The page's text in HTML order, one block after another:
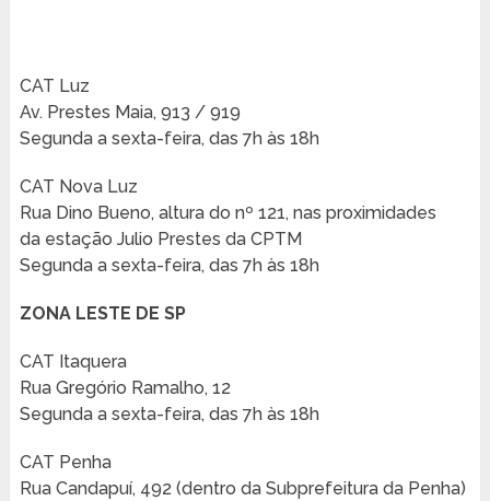
CAT Luz
Av. Prestes Maia, 913 / 919
Segunda a sexta-feira, das 7h às 18h
CAT Nova Luz
Rua Dino Bueno, altura do nº 121, nas proximidades
da estação Julio Prestes da CPTM
Segunda a sexta-feira, das 7h às 18h
ZONA LESTE DE SP
CAT Itaquera
Rua Gregório Ramalho, 12
Segunda a sexta-feira, das 7h às 18h
CAT Penha
Rua Candapuí, 492 (dentro da Subprefeitura da Penha)